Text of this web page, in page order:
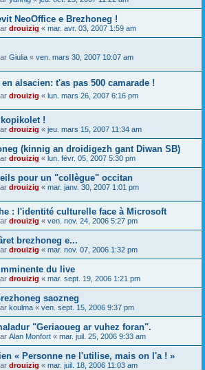
NeoOffice e Brezhoneg !
drouizig « mar. avr. 03, 2007 1:59 am
Giulia « ven. mars 30, 2007 10:07 am
alsacien: t'as pas 500 camarade !
drouizig « lun. mars 26, 2007 6:16 pm
!
drouizig « jeu. mars 15, 2007 11:34 am
(kinnig an droidigezh gant Diwan SB)
drouizig « lun. févr. 05, 2007 5:30 pm
pour un "collègue" occitan
drouizig « mar. janv. 30, 2007 1:01 pm
: l'identité culturelle face à Microsoft
drouizig « ven. nov. 24, 2006 5:27 pm
brezhoneg e...
drouizig « mar. nov. 07, 2006 1:32 pm
du live
drouizig « mar. sept. 19, 2006 1:21 pm
saozneg
koulma « ven. sept. 15, 2006 9:37 pm
"Geriaoueg ar vuhez foran".
Alan Monfort « mar. juil. 25, 2006 9:33 am
« Personne ne l'utilise, mais on l'a ! »
drouizig « mar. juil. 18, 2006 11:03 am